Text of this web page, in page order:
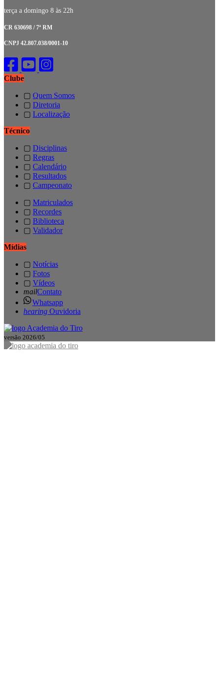
terça a domingo 8 às 22h
CR 630698 / 7ª RM
CNPJ 42.807.038/0001-10
Clube
▢ Quem Somos
▢ Diretoria
▢ Localização
Técnico
▢ Disciplinas
▢ Regras
▢ Calendário
▢ Resultados
▢ Campeonato
▢ Matriculados
▢ Recordes
▢ Biblioteca
▢ Validador
Mídias
▢ Notícias
▢ Fotos
▢ Vídeos
mailContato
Whatsapp
hearing Ouvidoria
versão 2026/05